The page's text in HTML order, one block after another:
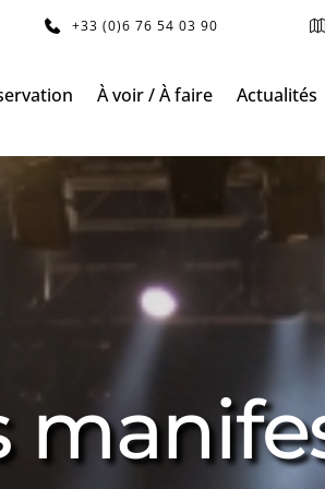
+33 (0)6 76 54 03 90
À voir / À faire Actualités